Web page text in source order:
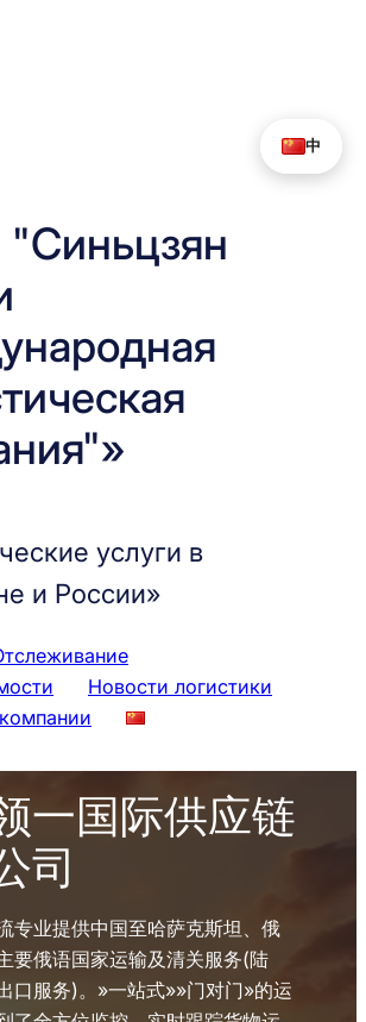
услуги в
и России»
Новости логистики
一国际供应链
司
专业提供中国至哈萨克斯坦、俄
要俄语国家运输及清关服务(陆
口服务)。»一站式»»门对门»的运
中